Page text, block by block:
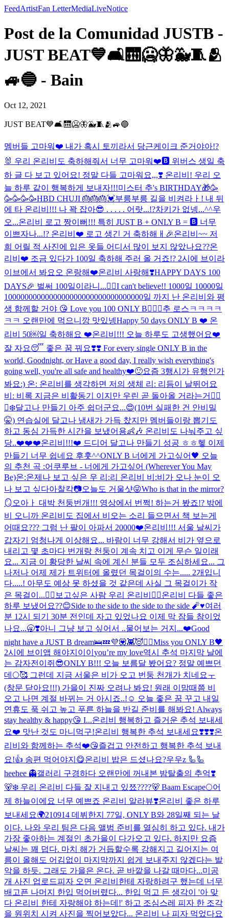
FeedArtistFan LetterMediaLiveNotice
Post de la Comunidad JUSTB -
JUST BEAT💙🛋🛗🥶🦋🐳🧵🫂
🚙🔵 - Bain
Oct 12, 2021
JUST BEAT💙🛋🛗🥶🦋🐳🧵🫂🚙🔵
멤버들 고마워❤️ 내가 혹시 토끼라서 당근케이크 준거야아!?
🐰 우리 온리비도 축하해줘서 너무 고마워❤️🅱️ 위버스 생일 축
하 글 다 보고 있어요! 정말 다들 고마워요,,,❣️ 온리비! 우리 오
늘 하루 같이 행복하게 보내자!!!미스터 추's BIRTHDAY🎁🥳
🥳🥳🥳🥳HBD CHUJI 🎂🎂🎂💓부릉부릉 길을 비켜라ㅏ! 내 뒤
에 타 온리비!!! 나 꽉 잡아😎 . . . . . 어랏...!?차키가 없넹...^^우
오...온리비 로고 짱이뻐!!! 특히 JUST B + ONLY B = 🅱️ 너무
이쁘자나...!? 온리비❤️ 로고 생긴 거 축하해ㅐ🎉온리비~~ 저
희 어릴 적 사진에 입은 옷들 어디서 많이 보지 않았나요??온
리비❤️ 조금 있다가 100일 축하해 주러 올 거죠!? 2시에 브이라
이브에서 봐요오 온랑해❤️온리비 사랑해❣️HAPPY DAYS 100
DAYS🎉 벌써 100일이라니...❤️‍🔥I can't believe!! 1000일 10000일
1000000000000000000000000000000000일 까지 난 온리비와 평
생 함께할 거야 😘 Love you 100 ONLY B❤️‍🔥💯추 로스ㅋㅋㅋㅋ
ㅋㅋ 오랜만에 먹으니깡 맛있넹Happy 50 days ONLY B ❤️ 온
리비 50￼일 축하해요 ❤️온리비!!! 오늘 하루도 고생했어요❤️
잘 자요😴 좋은 꿈 꿔요❣️❣️ For every single ONLY B in the
world, Goodnight, or Have a good day, I really wish everything's
going well, you're all safe and healthy❤️🙂요즘 3행시가 유행인가
봐요:) 온: 온리비를 생각하면 저의 생체 리: 리듬이 날뛰어요
비: 비록 지금은 비활동기 이지만 우린 곧 돌아올 거라는거❤️‍🔥
🐻‍❄️달고나 만들기 아주 쉽더군요...😍(10번 실패한 건 안비밀
🤫) 연습실에 달고나 냄새가 가득 찼지만 멤버들이랑 뽑기도
하고 동심 가득한 시간을 보냈어용👶🎶 온리비도 나눠주고 싶
당..❤️❤️❤️온리비!!!❤️ 드디어 달고나 만들기 성공 ㅎㅎ헿 이제
만들기 너무 쉽네요 후훗^^ONLY B 너에게 가고싶어🖤 오늘
의 추천 곡 :어쿠루브 - 너에게 가고싶어 (Wherever You May
Be)온:온제나 보고 싶은 우 리:리 온리비 비:비가 오나 눈이 오
나 보고 싶다아찰칵📷오늘도 거울샷😜Who is that in the mirror?
🪞오아ㅏ 대박 천둥번개!!! 영상에서 번쩍! 하는거 봤죠!? 밖에
비 오니까 온리비도 집에서 비오는 소리 들으면서 책 보는게
어때요??? 그럼 난 팔이 아파서 20000❤️온리비!!! 서울 날씨가
갑자기 엄청나게 이상해요... 바람이 너무 강해서 비가 옆으로
내리고 몇 초마다 번개랑 천둥이 계속 치고 이게 무슨 일이래
요... 지금 이 황당한 날씨 속에 계신 분들 모두 조심하세요... 그
나저나 어제 제가 트위터에 올렸던 목걸이의 수는..... 2개입니
다.....! 아무도 예상 못 하셨을 것 같은데 사실 그 목걸이가 작
은 목걸이...❤️‍🔥보고싶은 사람 우리 온리비❤️‍🔥온리비 다들 좋은
하루 보냈어요??😊Side to the side to the side to the side 🧨♥️여러
분 12시 되기 30분 전인데 자고 있었나요 이제 막 잠들 참이었
나요...🥱❣️아니 그냥 보고 싶어서 ..물어보는 거지...❤️Good
night have a JUST B dream🛌💤💜💟👾😈🙆‍♀️Miss you ONLY B🖤
2시에 브이앱 해야지이이 you’re my love역시 추석 마지막 날에
는 감자전이쥐😎ONLY B!!! 오늘 보름달 봤어요? 정말 예쁘던
데🌕🥰 그런데 지금 서울은 비가 오고 번둥 천개가 치네요ㅜ
(창문 닫아요!!!) 가을이 진짜 오려나 봐요! 원래 이맘때쯤 비
오고 나면 계절 바뀌는 거 아시죠..!☺️ 오늘 좋은 꿈 꾸고 내일
연휴도 푹 쉬고 높고 푸른 하늘을 반길 준비를 해봐요! Always
stay healthy & happy😘 I...온리비 행복하고 즐거운 추석 보내세
요❤️ 맛난 것도 마니먹구!온리비 행복한 추석 보내세요❣️❣️❣️온
리비와 함께하는 추석❤️😘즐겁고 안전하고 행복한 추석 보내
요!👍 송편 먹어야지😋온리비 밥은 드셨나요?우우z 🦾🦾
heehee 👻갤러리 구경하다 오랜만에 꺼내본 밤탈출의 추억❣️
🐻‍❄️ 우리 온리비 다들 잘 지내고 있쬬????🐻 Baam Escape🌕어
제 하늘이에요 너무 예쁘죠 온리비 알라뷰❣️온리비 좋은 하루
보내세요🌍210914 데뷔한지 77일, ONLY B와 28일째 되는 날
이다. 나와 우리 팀은 다음 앨범 준비를 열심히 하고 있다. 내가
가장 좋아하는 계절인 초가을이 다가오고 있다. 하지만 요즘
날씨는 꽤 덥다. 마치 해가 거듭할수록 강해지고 길어지는 여
름이 올해도 어김없이 마지막까지 쉽게 보내주지 않겠다는 발
악을 하듯. 그래도 가을은 온다. 곧 바깥을 나갈 때마다...미공
개 사진 업로드피자 오면 온리비한테 자랑하려구 했는데 너무
배고픈 나머지 한입 먹어버렸다... 한입 먹고 든 생각이 '아 맞
다 온리비 한테 자랑해야 하는데!' 하고 조심스레 피자 한 조각
을 원위치 시켜 사진을 찍어보았다... 온리비 나 피자 먹었다요